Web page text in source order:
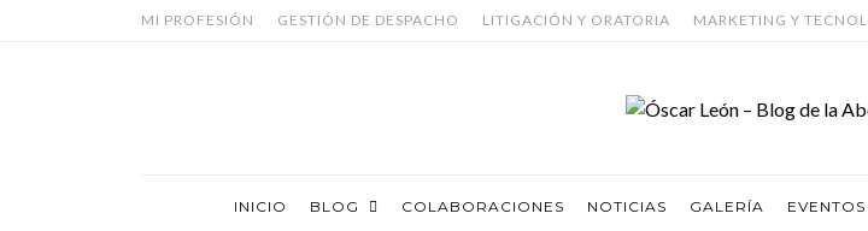
MI PROFESIÓN GESTIÓN DE DESPACHO LITIGACIÓN Y ORATORIA MARKETING Y
INICIO BLOG COLABORACIONES NOTICIAS GALERÍA EVENTOS